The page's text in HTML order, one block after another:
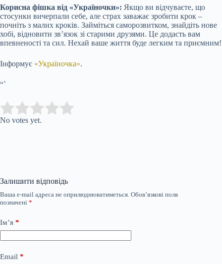
Корисна фішка від «Україночки»: Якщо ви відчуваєте, що
стосунки вичерпали себе, але страх заважає зробити крок –
почніть з малих кроків. Займіться саморозвитком, знайдіть нове
хобі, відновити зв’язок зі старими друзями. Це додасть вам
впевненості та сил. Нехай ваше життя буде легким та приємним!
Інформує «Україночка».
“`
Rate this item:
No votes yet.
Залишити відповідь
Ваша e-mail адреса не оприлюднюватиметься. Обов’язкові поля
позначені *
Ім’я *
Email *